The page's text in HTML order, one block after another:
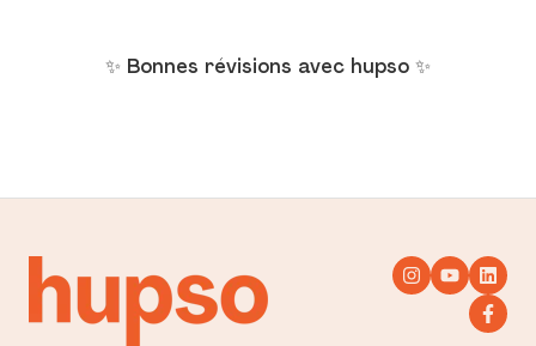
✨ Bonnes révisions avec hupso ✨